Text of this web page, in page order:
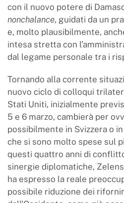
con il nuovo potere di
nonchalance, guidati da un
e, molto plausibilmente,
intesa stretta con
dal legame personale tra i
Tornando alla corrente
nuovo ciclo di colloqui
Stati Uniti, inizialmente
5 e 6 marzo, cambierà per
possibilmente in Svizzera o
che si sono molto spese sul
questi quattro anni di
sinergie diplomatiche,
ha espresso la reale
possibile riduzione dei